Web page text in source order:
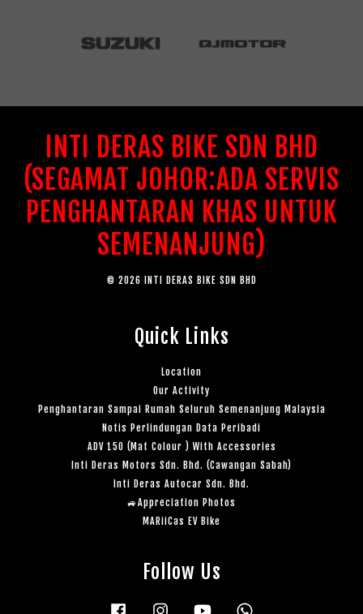
INTI DERAS BIKE SDN BHD
(SEGAMAT JOHOR:ADA SERVIS
PENGHANTARAN KHAS UNTUK
SEMENANJUNG)
© 2026 INTI DERAS BIKE SDN BHD
Quick Links
Location
Our Activity
Penghantaran Sampai Rumah Seluruh Semenanjung Malaysia
Notis Perlindungan Data Peribadi
ADV 150 (Mat Colour ) With Accessories
Inti Deras Motors Sdn. Bhd. (Cawangan Sabah)
Inti Deras Autocar Sdn. Bhd.
🚙Appreciation Photos
MARiiCas EV Bike
Follow Us
Facebook Instagram YouTube